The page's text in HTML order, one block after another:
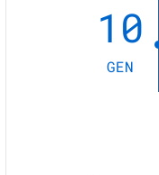
10
GEN